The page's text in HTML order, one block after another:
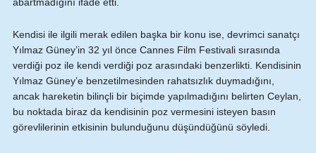
Kendisi ile ilgili merak edilen başka bir konu ise, devrimci sanatçı
Yılmaz Güney’in 32 yıl önce Cannes Film Festivali sırasında
verdiği poz ile kendi verdiği poz arasındaki benzerlikti. Kendisinin
Yılmaz Güney’e benzetilmesinden rahatsızlık duymadığını,
ancak hareketin bilinçli bir biçimde yapılmadığını belirten Ceylan,
bu noktada biraz da kendisinin poz vermesini isteyen basın
görevlilerinin etkisinin bulunduğunu düşündüğünü söyledi.